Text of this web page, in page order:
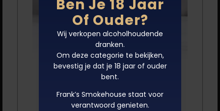
PINOT NOIR, DOMAINE DE
€11.75
Ben Je 18 Jaar
Of Ouder?
Wij verkopen alcoholhoudende
dranken.
Om deze categorie te bekijken,
bevestig je dat je 18 jaar of ouder
bent.
Frank’s Smokehouse staat voor
verantwoord genieten.